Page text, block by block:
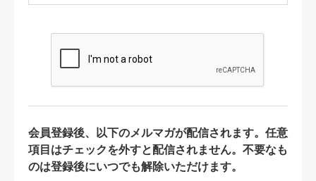
会員登録後、以下のメルマガが配信されます。任意
項目はチェックを外すと配信されません。不要なも
のは登録後にいつでも解除いただけます。